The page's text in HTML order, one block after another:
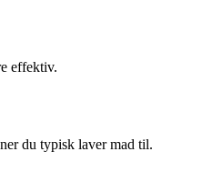
effektiv.
du typisk laver mad til.